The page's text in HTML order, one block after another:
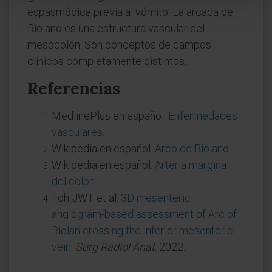
espasmódica previa al vómito. La arcada de
Riolano es una estructura vascular del
mesocolon. Son conceptos de campos
clínicos completamente distintos.
Referencias
MedlinePlus en español. Enfermedades
vasculares
Wikipedia en español. Arco de Riolano
Wikipedia en español. Arteria marginal
del colon
Toh JWT et al. 3D mesenteric
angiogram-based assessment of Arc of
Riolan crossing the inferior mesenteric
vein Surg Radiol Anat. 2022.